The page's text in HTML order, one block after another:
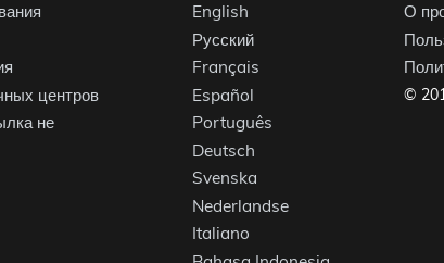
центров
не
English
Русский
Français
Español
Português
Deutsch
Svenska
Nederlandse
Italiano
О
©